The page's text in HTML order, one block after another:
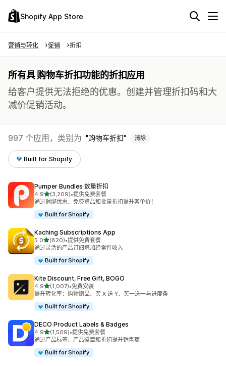
Shopify App Store
营销与转化 促销 折扣
所有具 购物车折扣功能的折扣应用
给客户提供无法拒绝的优惠。创建并管理折扣码和大
减价促销活动。
997 个应用，类别为 购物车折扣 清除
Built for Shopify
Pumper Bundles 数量折扣
4.9星（满分 5 星）
(3,209)
总共 3209 条评论
•提供免费套餐
通过捆绑优惠、免费赠品和批量折扣提升客单价！
Built for Shopify
Kaching Subscriptions App
5.0星（满分 5 星）
(820)
总共 820 条评论
•提供免费套餐
通过灵活的产品订阅增加经常性收入
Built for Shopify
Kite Discount, Free Gift, BOGO
4.9星（满分 5 星）
(1,007)
总共 1007 条评论
•免费安装
提升转化率：购物赠品、买 X 送 Y、买一送一与进度条
Built for Shopify
DECO Product Labels & Badges
4.9星（满分 5 星）
(1,509)
总共 1509 条评论
•提供免费套餐
通过产品标签、产品徽章和折扣提升销售额
Built for Shopify